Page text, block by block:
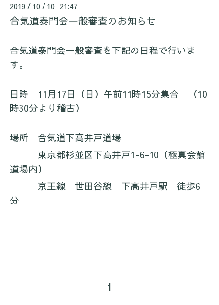
2019 / 10 / 10 21:47
合気道泰門会一般審査のお知らせ
合気道泰門会一般審査を下記の日程で行いま
す。
日時 11月17日（日）午前11時15分集合 （10
時30分より稽古）
場所 合気道下高井戸道場
東京都杉並区下高井戸1-6-10（極真会館
道場内）
京王線 世田谷線 下高井戸駅 徒歩6
分
1